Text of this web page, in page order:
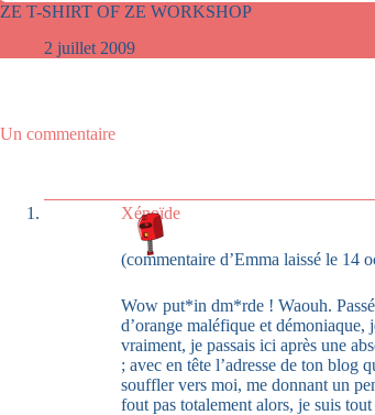
ZE T-SHIRT OF ZE WORKSHOP
2 juillet 2009
Un commentaire
Xénoïde
(commentaire d’Emma laissé le 14
Wow put*in dm*rde ! Waouh.
d’orange maléfique et
vraiment, je passais ici après une
; avec en tête l’adresse de ton blog
souffler vers moi, me donnant un
fout pas totalement alors, je suis